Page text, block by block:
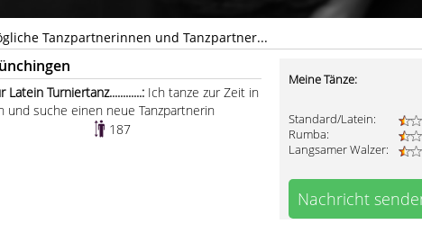
Tanzpartnerinnen und Tanzpartner...
Turniertanz............: Ich tanze zur Zeit in
und suche einen neue Tanzpartnerin
187
Meine Tänze:
Standard/Latein:
Rumba:
Langsamer Walzer:
Nachricht